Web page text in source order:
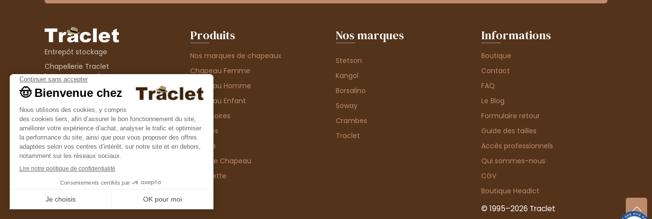
Entrepôt stockage
Chapellerie Traclet
14 Impasse Bardin
42300 Roanne
contact@chapellerie-traclet.com
Boutique
Chapellerie Traclet
4 rue de Cadore
42300 Roanne
Produits
Nos marques de chapeaux
Chapeau Femme
Chapeau Homme
Chapeau Enfant
Accessoires
Thèmes
Matière
Type de Chapeau
Casquette
Nos marques
Stetson
Kangol
Borsalino
Soway
Crambes
Traclet
Informations
Boutique
Contact
FAQ
Le Blog
Formulaire retour
Guide des tailles
Accès professionnels
Qui sommes-nous
CGV
Boutique Headict
© 1995–2026 Traclet